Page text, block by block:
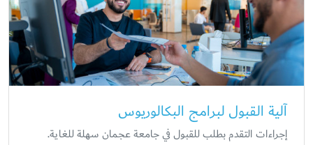
آلية القبول لبرامج البكالوريوس
إجراءات التقدم بطلب للقبول في جامعة عجمان سهلة للغاية.